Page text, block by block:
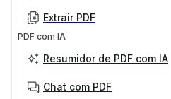
Extrair PDF
PDF com IA
Resumidor de PDF com IA
Chat com PDF